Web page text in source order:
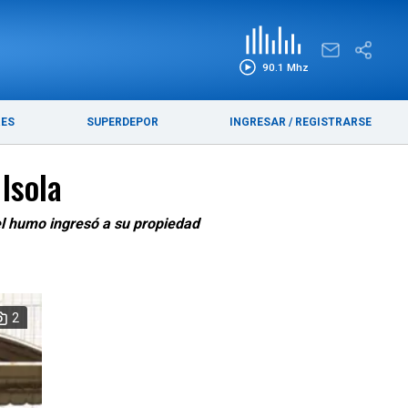
90.1 Mhz
SUPERDEPOR INGRESAR / REGISTRARSE
humo ingresó a su propiedad
2